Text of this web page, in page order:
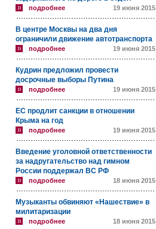
подробнее 19 июня 2015
В центре Москвы на два дня
ограничили движение автотранспорта
подробнее 19 июня 2015
Кудрин предложил провести
досрочные выборы Путина
подробнее 19 июня 2015
ЕС продлит санкции в отношении
Крыма на год
подробнее 19 июня 2015
Введение уголовной ответственности
за надругательство над гимном
России поддержал ВС РФ
подробнее 18 июня 2015
Музыканты обвиняют «Нашествие» в
милитаризации
подробнее 18 июня 2015